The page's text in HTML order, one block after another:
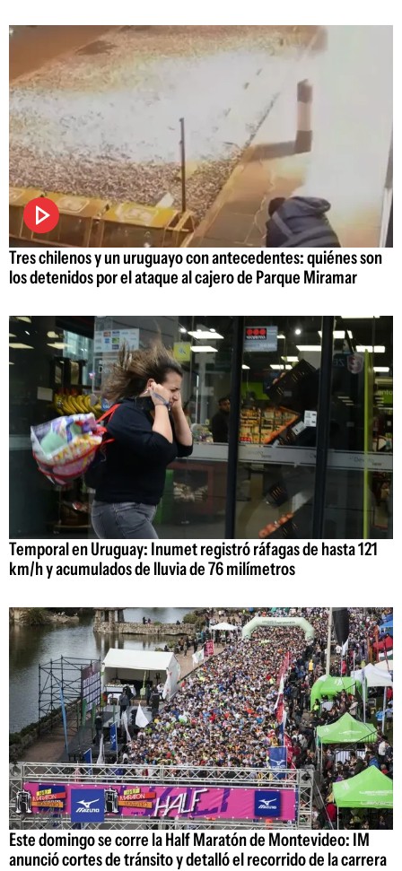
Tres chilenos y un uruguayo con antecedentes: quiénes son
los detenidos por el ataque al cajero de Parque Miramar
Temporal en Uruguay: Inumet registró ráfagas de hasta 121
km/h y acumulados de lluvia de 76 milímetros
Este domingo se corre la Half Maratón de Montevideo: IM
anunció cortes de tránsito y detalló el recorrido de la carrera